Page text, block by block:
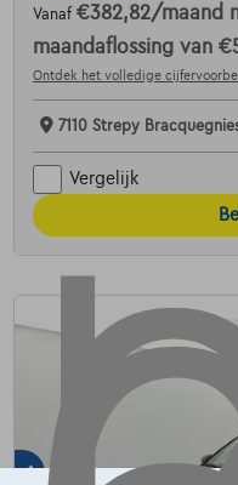
Vanaf €382,82/maand
maandaflossing van
Ontdek het volledige
7110 Strepy
Vergelijk